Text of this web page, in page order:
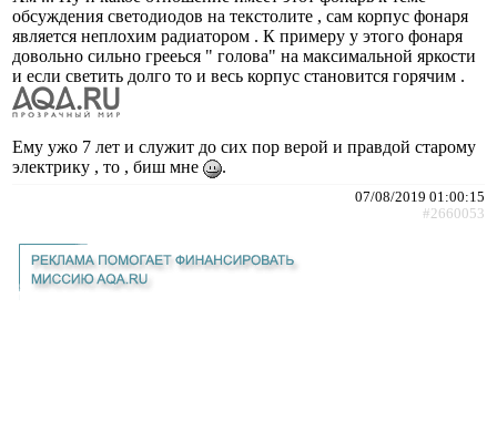
обсуждения светодиодов на текстолите , сам корпус фонаря
является неплохим радиатором . К примеру у этого фонаря
довольно сильно грееься " голова" на максимальной яркости
и если светить долго то и весь корпус становится горячим .
Ему ужо 7 лет и служит до сих пор верой и правдой старому
электрику , то , биш мне
.
07/08/2019 01:00:15
#2660053